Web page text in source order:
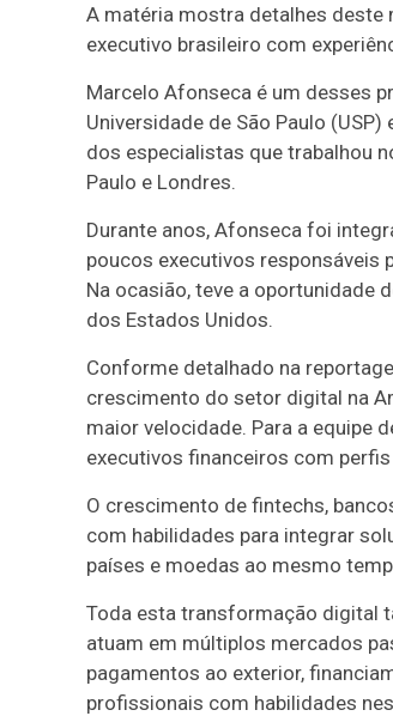
A matéria mostra detalhes deste
executivo brasileiro com
Marcelo Afonseca é um desses
Universidade de São Paulo
dos especialistas que trabalhou
Paulo e Londres.
Durante anos, Afonseca foi
poucos executivos responsáveis
Na ocasião, teve a oportunidade
dos Estados Unidos.
Conforme detalhado na
crescimento do setor digital na
maior velocidade. Para a equipe
executivos financeiros com
O crescimento de fintechs,
com habilidades para integrar
países e moedas ao mesmo
Toda esta transformação digital
atuam em múltiplos mercados
pagamentos ao exterior,
profissionais com habilidades